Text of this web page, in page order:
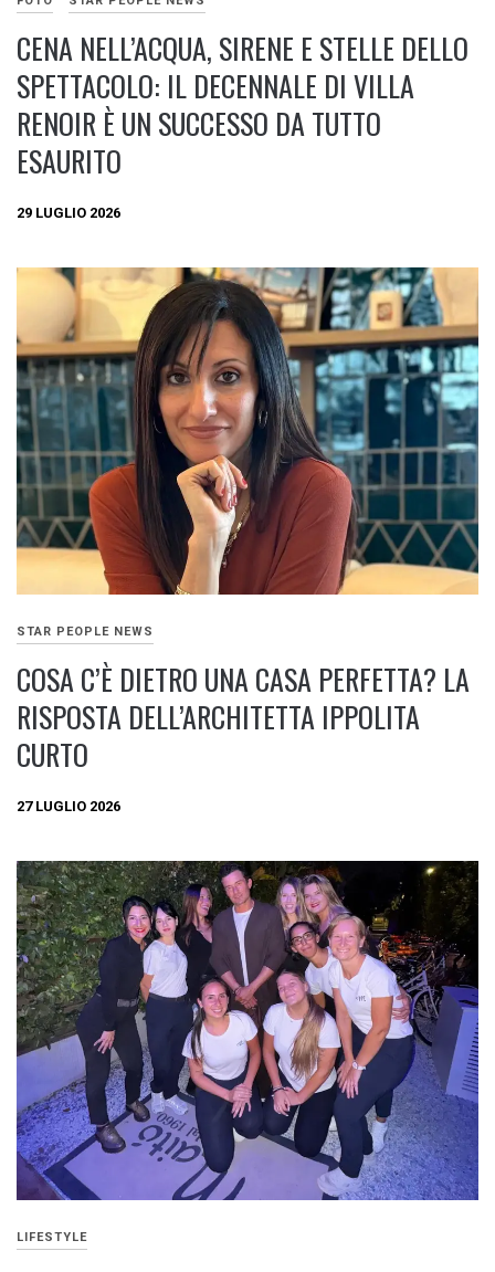
CENA NELL’ACQUA, SIRENE E STELLE DELLO
SPETTACOLO: IL DECENNALE DI VILLA
RENOIR È UN SUCCESSO DA TUTTO
ESAURITO
29 LUGLIO 2026
STAR PEOPLE NEWS
COSA C’È DIETRO UNA CASA PERFETTA? LA
RISPOSTA DELL’ARCHITETTA IPPOLITA
CURTO
27 LUGLIO 2026
LIFESTYLE